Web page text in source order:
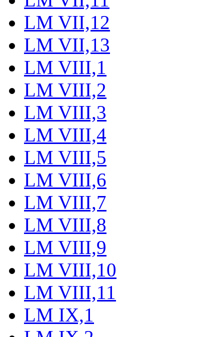
LM VII,12
LM VII,13
LM VIII,1
LM VIII,2
LM VIII,3
LM VIII,4
LM VIII,5
LM VIII,6
LM VIII,7
LM VIII,8
LM VIII,9
LM VIII,10
LM VIII,11
LM IX,1